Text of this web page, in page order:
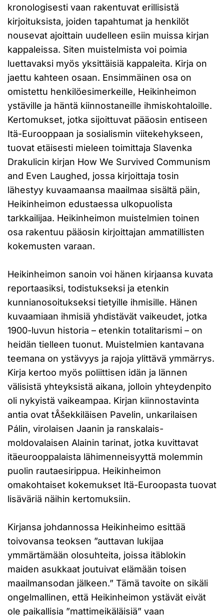
kronologisesti vaan rakentuvat erillisistä
kirjoituksista, joiden tapahtumat ja henkilöt
nousevat ajoittain uudelleen esiin muissa kirjan
kappaleissa. Siten muistelmista voi poimia
luettavaksi myös yksittäisiä kappaleita. Kirja on
jaettu kahteen osaan. Ensimmäinen osa on
omistettu henkilöesimerkeille, Heikinheimon
ystäville ja häntä kiinnostaneille ihmiskohtaloille.
Kertomukset, jotka sijoittuvat pääosin entiseen
Itä-Eurooppaan ja sosialismin viitekehykseen,
tuovat etäisesti mieleen toimittaja Slavenka
Drakulicin kirjan How We Survived Communism
and Even Laughed, jossa kirjoittaja tosin
lähestyy kuvaamaansa maailmaa sisältä päin,
Heikinheimon edustaessa ulkopuolista
tarkkailijaa. Heikinheimon muistelmien toinen
osa rakentuu pääosin kirjoittajan ammatillisten
kokemusten varaan.
Heikinheimon sanoin voi hänen kirjaansa kuvata
reportaasiksi, todistukseksi ja etenkin
kunnianosoitukseksi tietyille ihmisille. Hänen
kuvaamiaan ihmisiä yhdistävät vaikeudet, jotka
1900-luvun historia – etenkin totalitarismi – on
heidän tielleen tuonut. Muistelmien kantavana
teemana on ystävyys ja rajoja ylittävä ymmärrys.
Kirja kertoo myös poliittisen idän ja lännen
välisistä yhteyksistä aikana, jolloin yhteydenpito
oli nykyistä vaikeampaa. Kirjan kiinnostavinta
antia ovat tÂšekkiläisen Pavelin, unkarilaisen
Pálin, virolaisen Jaanin ja ranskalais-
moldovalaisen Alainin tarinat, jotka kuvittavat
itäeurooppalaista lähimenneisyyttä molemmin
puolin rautaesirippua. Heikinheimon
omakohtaiset kokemukset Itä-Euroopasta tuovat
lisäväriä näihin kertomuksiin.
Kirjansa johdannossa Heikinheimo esittää
toivovansa teoksen ”auttavan lukijaa
ymmärtämään olosuhteita, joissa itäblokin
maiden asukkaat joutuivat elämään toisen
maailmansodan jälkeen.” Tämä tavoite on sikäli
ongelmallinen, että Heikinheimon ystävät eivät
ole paikallisia ”mattimeikäläisiä” vaan